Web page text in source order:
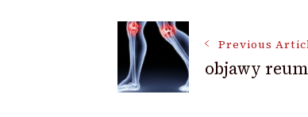
Post
Navigation
Previous
objawy